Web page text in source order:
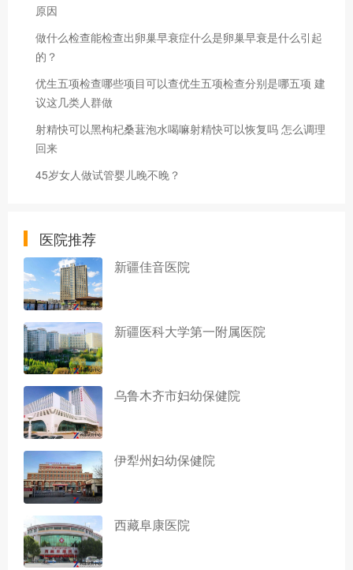
原因
做什么检查能检查出卵巢早衰症什么是卵巢早衰是什么引起
的？
优生五项检查哪些项目可以查优生五项检查分别是哪五项 建
议这几类人群做
射精快可以黑枸杞桑葚泡水喝嘛射精快可以恢复吗 怎么调理
回来
45岁女人做试管婴儿晚不晚？
医院推荐
新疆佳音医院
新疆医科大学第一附属医院
乌鲁木齐市妇幼保健院
伊犁州妇幼保健院
西藏阜康医院